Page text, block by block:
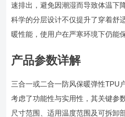
速排出，避免因潮湿而导致体温下
科学的分层设计不仅提升了穿着舒
暖性能，使用户在严寒环境下仍能
产品参数详解
三合一或二合一防风保暖弹性TPU
考虑了功能性与实用性，其关键参
尺寸范围、适用温度范围及可拆卸